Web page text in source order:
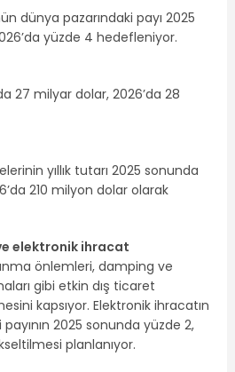
dünya pazarındaki payı 2025
yüzde 4 hedefleniyor.
27 milyar dolar, 2026’da 28
yıllık tutarı 2025 sonunda
210 milyon dolar olarak
elektronik ihracat
önlemleri, damping ve
gibi etkin dış ticaret
kapsıyor. Elektronik ihracatın
2025 sonunda yüzde 2,
planlanıyor.